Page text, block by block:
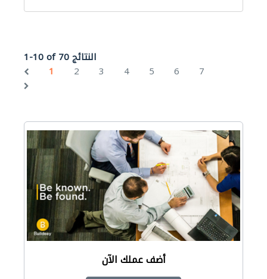
1-10 of 70 النتائج
1
2 3 4 5 6 7
أضف عملك الآن